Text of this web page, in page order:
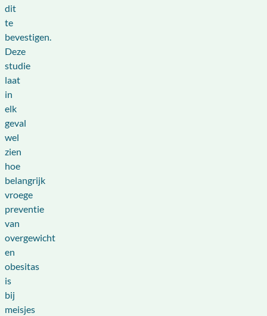
dit
te
bevestigen.
Deze
studie
laat
in
elk
geval
wel
zien
hoe
belangrijk
vroege
preventie
van
overgewicht
en
obesitas
is
bij
meisjes